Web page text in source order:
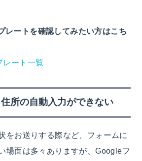
ートを確認してみたい方はこち
レート一覧
所の自動入力ができない
をお送りする際など、フォームに
場面は多々ありますが、Googleフ